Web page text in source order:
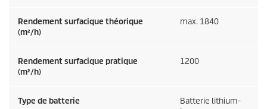
Rendement surfacique théorique
(m²/h)
max. 1840
Rendement surfacique pratique
(m²/h)
1200
Type de batterie
Batterie lithium-